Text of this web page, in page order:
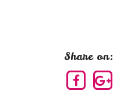
Share on: